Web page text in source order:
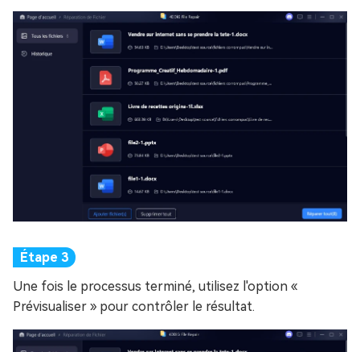
Une fois le processus terminé, utilisez l'option «
Prévisualiser » pour contrôler le résultat.